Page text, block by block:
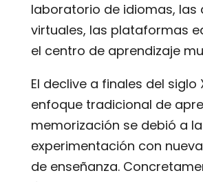
laboratorio de idiomas, las
virtuales, las plataformas
el centro de aprendizaje
El declive a finales del siglo
enfoque tradicional de
memorización se debió a la
experimentación con
de enseñanza.